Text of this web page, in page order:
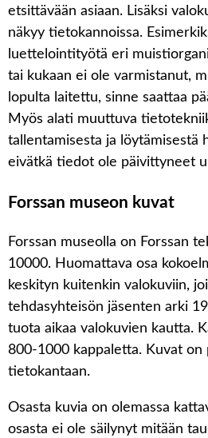
etsittävään asiaan. Lisäksi
näkyy tietokannoissa.
luettelointityötä eri
tai kukaan ei ole varmistanut,
lopulta laitettu, sinne saattaa
Myös alati muuttuva
tallentamisesta ja löytämisestä
eivätkä tiedot ole päivittyneet
Forssan museon kuvat
Forssan museolla on Forssan
10000. Huomattava osa
keskityn kuitenkin valokuviin,
tehdasyhteisön jäsenten arki
tuota aikaa valokuvien kautta.
800-1000 kappaletta. Kuvat
tietokantaan.
Osasta kuvia on olemassa
osasta ei ole säilynyt mitään